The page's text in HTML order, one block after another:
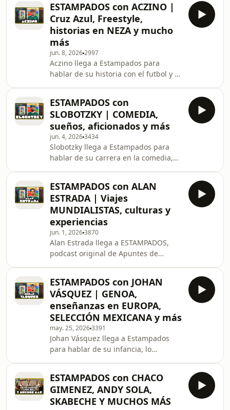
ESTAMPADOS con ACZINO |
Cruz Azul, Freestyle,
historias en NEZA y mucho
más
jun. 8, 20262997
Aczino llega a Estampados para
hablar de su historia con el futbol y el
ESTAMPADOS con
SLOBOTZKY | COMEDIA,
sueños, aficionados y más
jun. 4, 20263434
Slobotzky llega a Estampados para
hablar de su carrera en la comedia,
ESTAMPADOS con ALAN
ESTRADA | Viajes
MUNDIALISTAS, culturas y
experiencias
jun. 1, 20263870
Alan Estrada llega a ESTAMPADOS,
podcast original de Apuntes de
todas sus experiencias y anécdotas en
viajes y conociendo distintas culturas.
ESTAMPADOS con JOHAN
VÁSQUEZ | GENOA,
enseñanzas en EUROPA,
SELECCIÓN MEXICANA y más
may. 25, 20263391
Johan Vásquez llega a Estampados
para hablar de su infancia, lo
las metas con Selección Mexicana y
mucho más.
ESTAMPADOS con CHACO
GIMENEZ, ANDY SOLA,
SKABECHE Y MUCHOS MÁS